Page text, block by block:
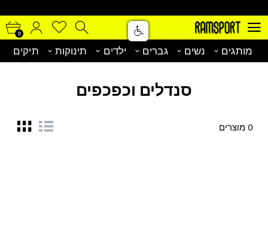
0
0
מותגים נשים גברים ילדים תינוקות תיקים
סנדלים וכפכפים
0 מוצרים